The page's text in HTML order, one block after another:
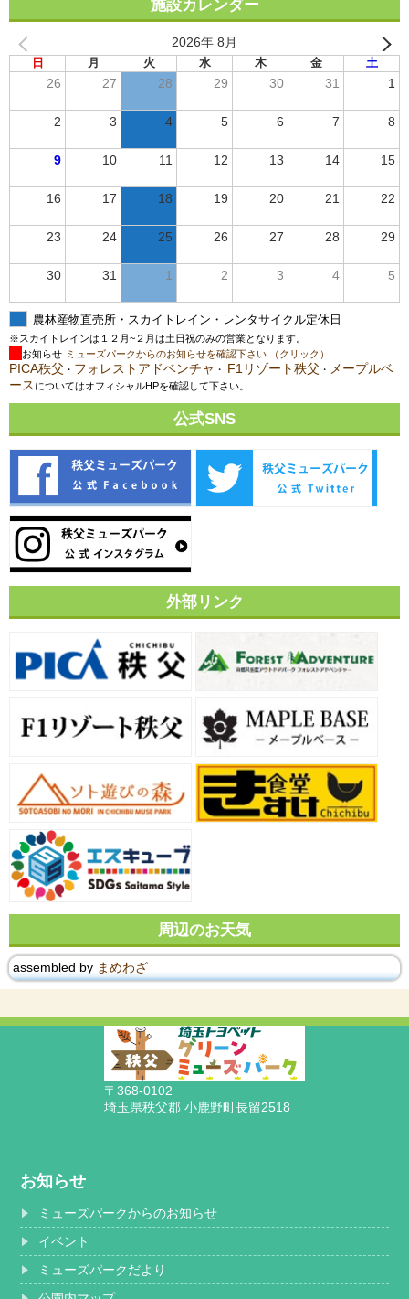
施設カレンダー
2026年 8月
日 月 火 水 木 金 土
26 27 28 29 30 31 1
2 3 4 5 6 7 8
9 10 11 12 13 14 15
16 17 18 19 20 21 22
23 24 25 26 27 28 29
30 31 1 2 3 4 5
農林産物直売所・スカイトレイン・レンタサイクル定休日
※スカイトレインは１２月~２月は土日祝のみの営業となります。
お知らせ ミューズパークからのお知らせを確認下さい （クリック）
PICA秩父 ・ フォレストアドベンチャ ・ F1リゾート秩父 ・ メープルベ
ース についてはオフィシャルHPを確認して下さい。
公式SNS
外部リンク
周辺のお天気
assembled by まめわざ
〒368-0102
埼玉県秩父郡 小鹿野町長留2518
お知らせ
ミューズパークからのお知らせ
イベント
ミューズパークだより